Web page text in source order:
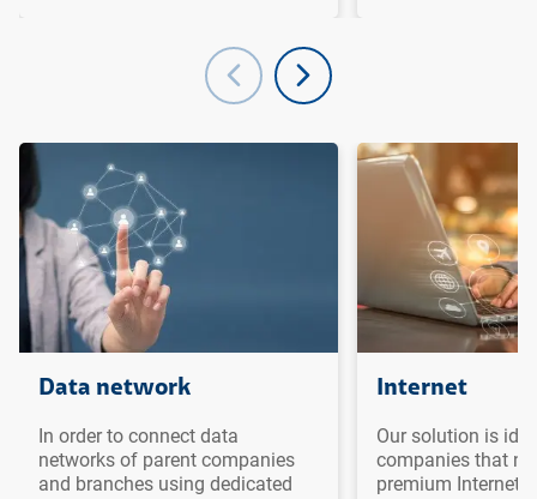
página
Data network
In order to connect data
networks of parent companies
and branches using dedicated
Internet
Our solution is
companies that
premium Internet